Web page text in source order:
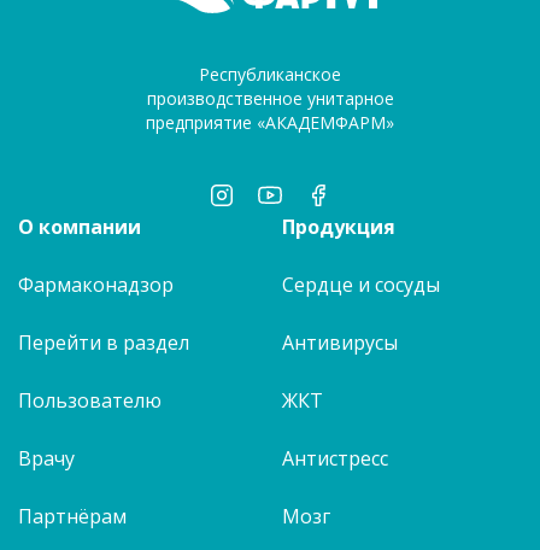
Республиканское
производственное унитарное
предприятие «АКАДЕМФАРМ»
О компании
Фармаконадзор
Перейти в раздел
Пользователю
Врачу
Партнёрам
Продукция
Сердце и сосуды
Антивирусы
ЖКТ
Антистресс
Мозг